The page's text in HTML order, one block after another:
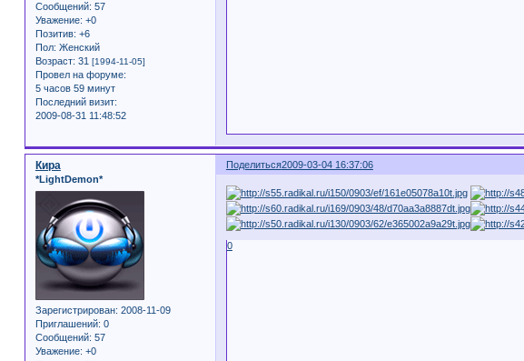
Сообщений: 57
Уважение: +0
Позитив: +6
Пол: Женский
Возраст: 31 [1994-11-05]
Провел на форуме:
5 часов 59 минут
Последний визит:
2009-08-31 11:48:52
Поделиться2009-03-04 16:37:06
Кира
*LightDemon*
Зарегистрирован: 2008-11-09
Приглашений: 0
Сообщений: 57
Уважение: +0
0